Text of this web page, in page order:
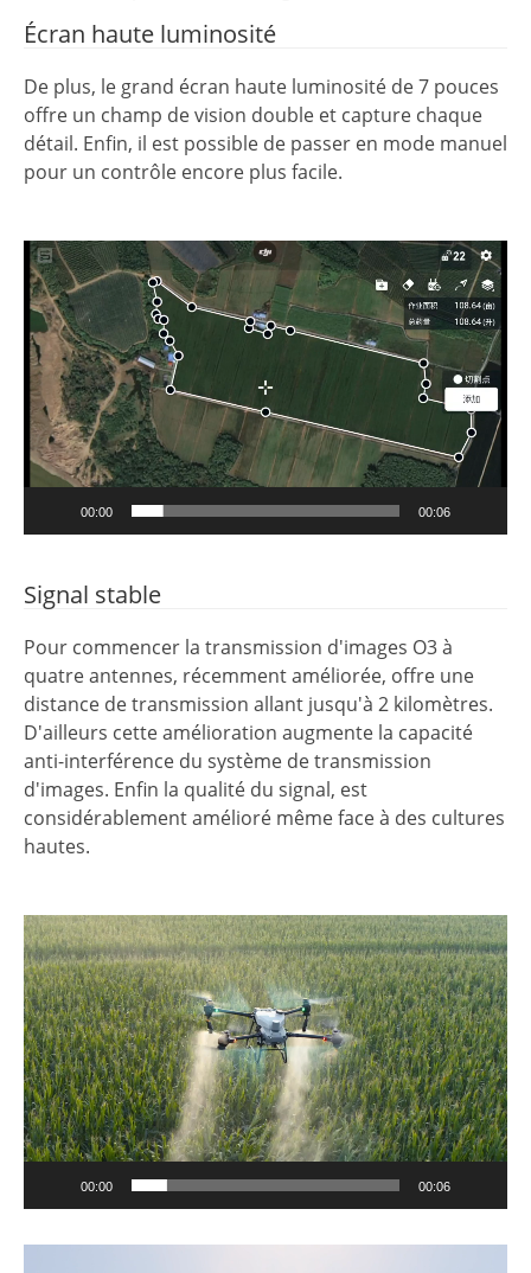
Écran haute luminosité
De plus, le grand écran haute luminosité de 7 pouces
offre un champ de vision double et capture chaque
détail. Enfin, il est possible de passer en mode manuel
pour un contrôle encore plus facile.
Lecteur
vidéo
00:00 00:06
Signal stable
Pour commencer la transmission d'images O3 à
quatre antennes, récemment améliorée, offre une
distance de transmission allant jusqu'à 2 kilomètres.
D'ailleurs cette amélioration augmente la capacité
anti-interférence du système de transmission
d'images. Enfin la qualité du signal, est
considérablement amélioré même face à des cultures
hautes.
Lecteur
vidéo
00:00 00:06